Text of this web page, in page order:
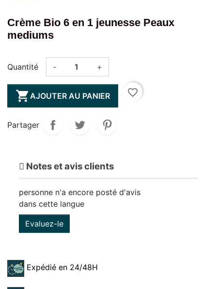
Crème Bio 6 en 1 jeunesse Peaux
mediums
Quantité - +
AJOUTER AU PANIER favorite_border
Partager
Notes et avis clients
personne n'a encore posté d'avis
dans cette langue
Evaluez-le
Expédié en 24/48H